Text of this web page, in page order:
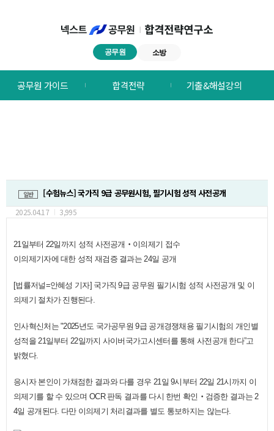
공무원 소방
합격전략연구소
메뉴
공무원 가이드 합격전략 기출&해설강의
일반 [수험뉴스] 국가직 9급 공무원시험, 필기시험 성적 사전공개
2025.04.17 3,995
21일부터 22일까지 성적 사전공개‧이의제기 접수
이의제기자에 대한 성적 재검증 결과는 24일 공개
[법률저널=안혜성 기자] 국가직 9급 공무원 필기시험 성적 사전공개 및 이
의제기 절차가 진행된다.
인사혁신처는 "2025년도 국가공무원 9급 공개경쟁채용 필기시험의 개인별
성적을 21일부터 22일까지 사이버국가고시센터를 통해 사전공개 한다”고
밝혔다.
응시자 본인이 가채점한 결과와 다를 경우 21일 9시부터 22일 21시까지 이
의제기를 할 수 있으며 OCR 판독 결과를 다시 한번 확인‧검증한 결과는 2
4일 공개된다. 다만 이의제기 처리결과를 별도 통보하지는 않는다.